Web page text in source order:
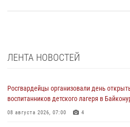
ЛЕНТА НОВОСТЕЙ
Росгвардейцы организовали день
воспитанников детского лагеря в
08 августа 2026, 07:00 4